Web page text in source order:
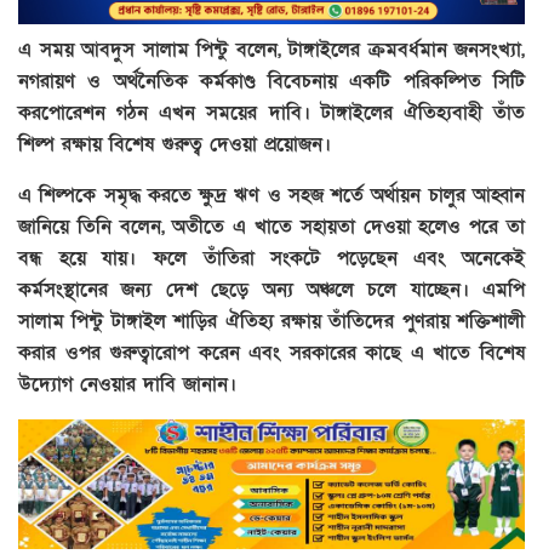
এ সময় আবদুস সালাম পিন্টু বলেন, টাঙ্গাইলের ক্রমবর্ধমান জনসংখ্যা,
নগরায়ণ ও অর্থনৈতিক কর্মকাণ্ড বিবেচনায় একটি পরিকল্পিত সিটি
করপোরেশন গঠন এখন সময়ের দাবি। টাঙ্গাইলের ঐতিহ্যবাহী তাঁত
শিল্প রক্ষায় বিশেষ গুরুত্ব দেওয়া প্রয়োজন।
এ শিল্পকে সমৃদ্ধ করতে ক্ষুদ্র ঋণ ও সহজ শর্তে অর্থায়ন চালুর আহ্বান
জানিয়ে তিনি বলেন, অতীতে এ খাতে সহায়তা দেওয়া হলেও পরে তা
বন্ধ হয়ে যায়। ফলে তাঁতিরা সংকটে পড়েছেন এবং অনেকেই
কর্মসংস্থানের জন্য দেশ ছেড়ে অন্য অঞ্চলে চলে যাচ্ছেন। এমপি
সালাম পিন্টু টাঙ্গাইল শাড়ির ঐতিহ্য রক্ষায় তাঁতিদের পুণরায় শক্তিশালী
করার ওপর গুরুত্বারোপ করেন এবং সরকারের কাছে এ খাতে বিশেষ
উদ্যোগ নেওয়ার দাবি জানান।